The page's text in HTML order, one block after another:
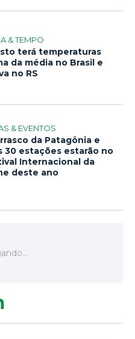
& TEMPO
terá temperaturas
da média no Brasil e
no RS
& EVENTOS
da Patagônia e
30 estações estarão no
Internacional da
deste ano